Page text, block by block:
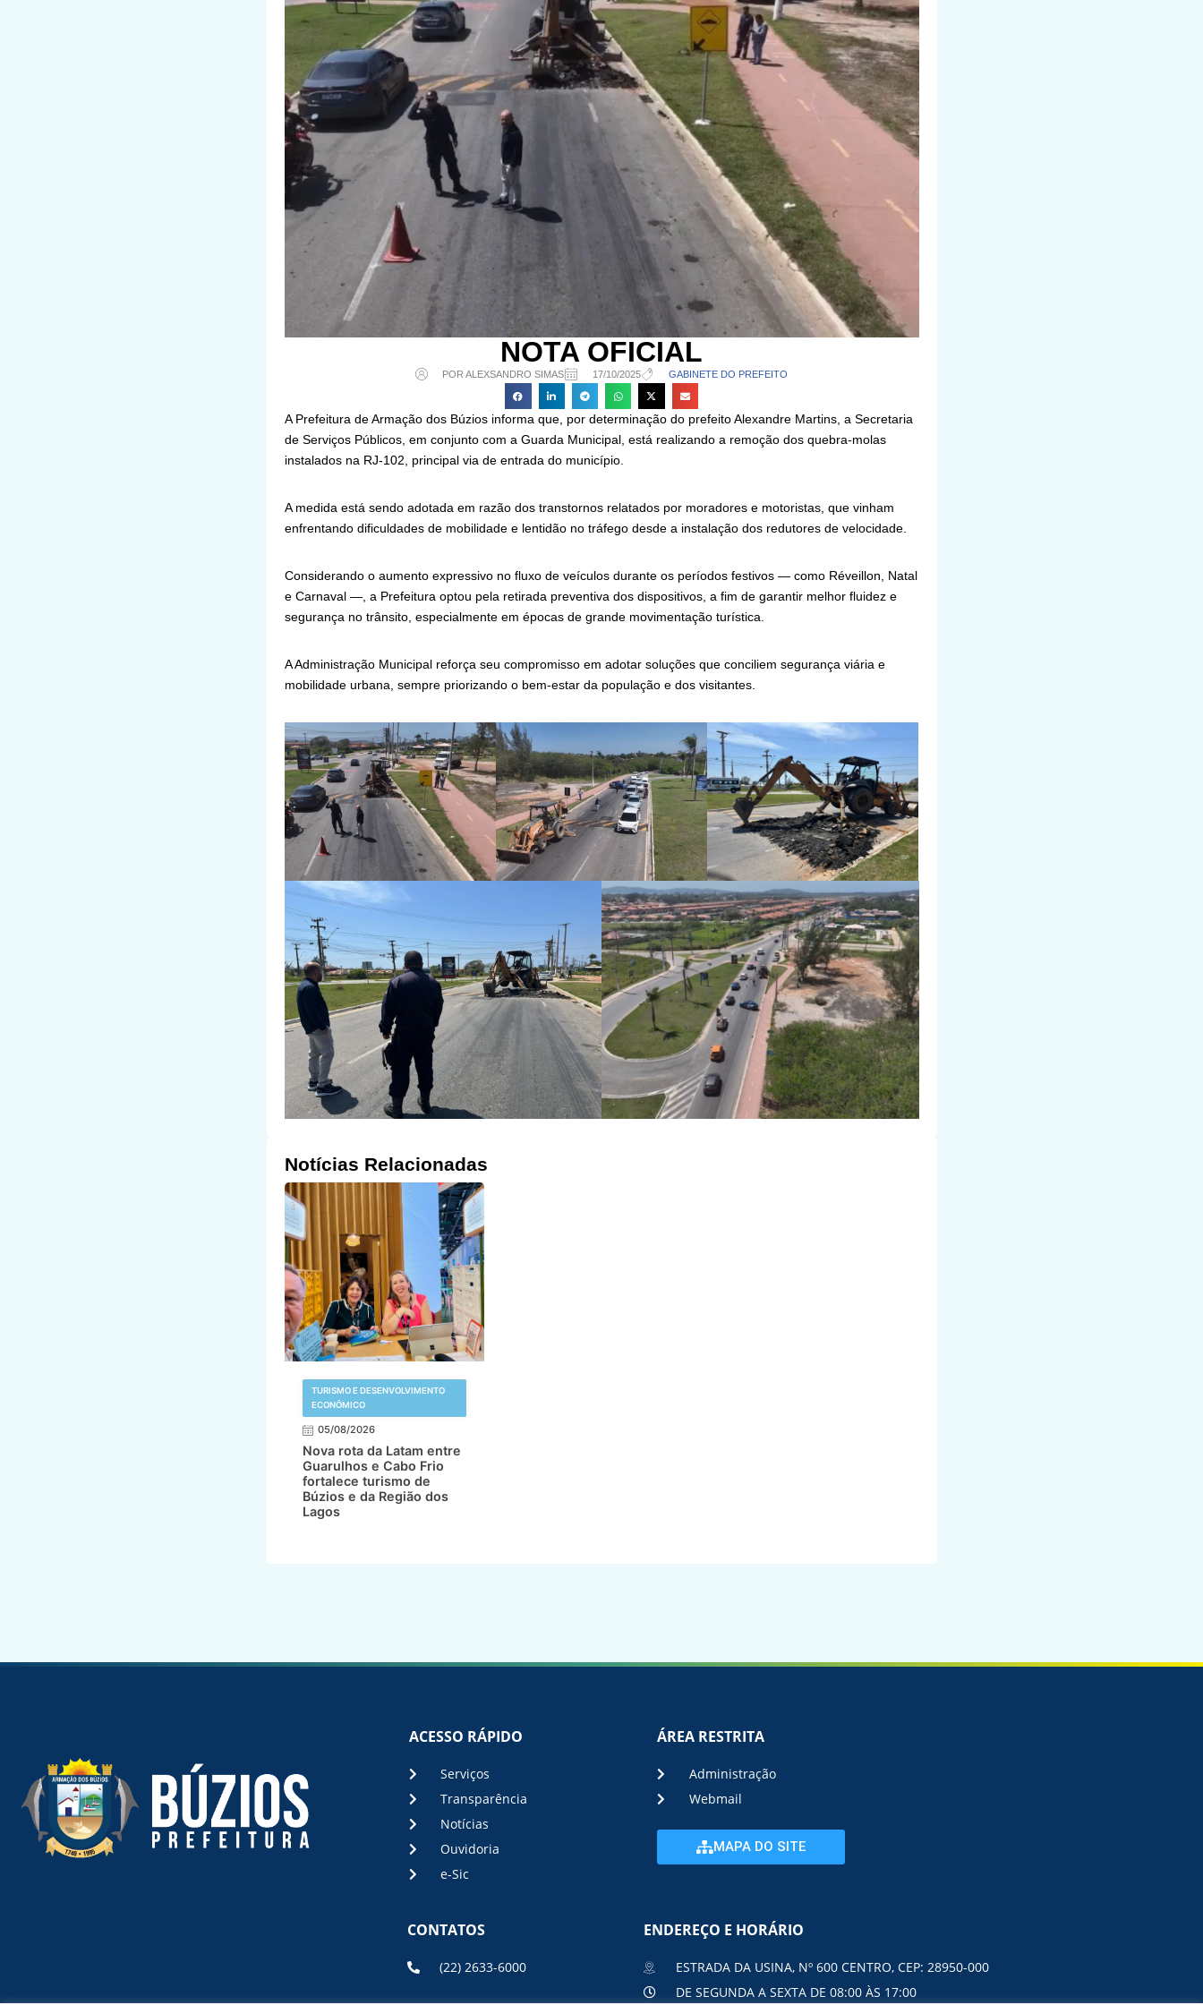
NOTA OFICIAL
POR ALEXSANDRO SIMAS 17/10/2025 GABINETE DO PREFEITO
A Prefeitura de Armação dos Búzios informa que, por determinação do prefeito Alexandre Martins, a Secretaria
de Serviços Públicos, em conjunto com a Guarda Municipal, está realizando a remoção dos quebra-molas
instalados na RJ-102, principal via de entrada do município.
A medida está sendo adotada em razão dos transtornos relatados por moradores e motoristas, que vinham
enfrentando dificuldades de mobilidade e lentidão no tráfego desde a instalação dos redutores de velocidade.
Considerando o aumento expressivo no fluxo de veículos durante os períodos festivos — como Réveillon, Natal
e Carnaval —, a Prefeitura optou pela retirada preventiva dos dispositivos, a fim de garantir melhor fluidez e
segurança no trânsito, especialmente em épocas de grande movimentação turística.
A Administração Municipal reforça seu compromisso em adotar soluções que conciliem segurança viária e
mobilidade urbana, sempre priorizando o bem-estar da população e dos visitantes.
Notícias Relacionadas
TURISMO E DESENVOLVIMENTO
ECONÔMICO
05/08/2026
Nova rota da Latam entre
Guarulhos e Cabo Frio
fortalece turismo de
Búzios e da Região dos
Lagos
ACESSO RÁPIDO
Serviços
Transparência
Notícias
Ouvidoria
e-Sic
ÁREA RESTRITA
Administração
Webmail
MAPA DO SITE
CONTATOS
(22) 2633-6000
ENDEREÇO E HORÁRIO
ESTRADA DA USINA, Nº 600 CENTRO, CEP: 28950-000
DE SEGUNDA A SEXTA DE 08:00 ÀS 17:00